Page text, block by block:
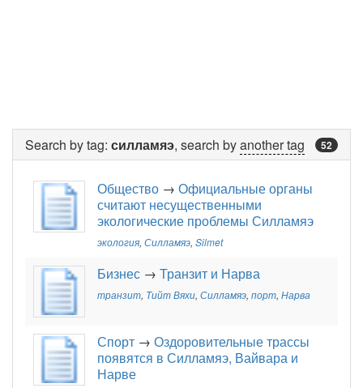
52
Search by tag: силламяэ, search byanother tag
Общество → Официальные органы
считают несущественными
экологические проблемы Силламяэ
экология, Силламяэ, Silmet
Бизнес → Транзит и Нарва
транзит, Тийт Вяхи, Силламяэ, порт, Нарва
Спорт → Оздоровительные трассы
появятся в Силламяэ, Вайвара и
Нарве